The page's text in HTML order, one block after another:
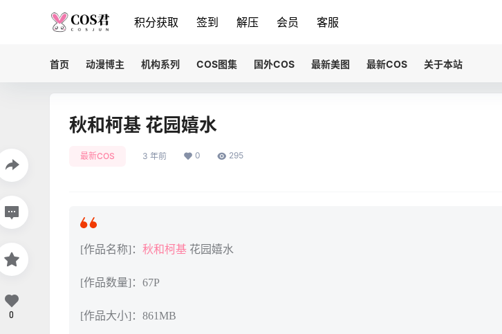
积分获取 签到 解压 会员 客服
首页 动漫博主 机构系列 COS图集 国外COS 最新美图 最新COS 关于本站
秋和柯基 花园嬉水
最新COS 3 年前 0 295
[作品名称]： 秋和柯基 花园嬉水
[作品数量]：67P
[作品大小]：861MB
0